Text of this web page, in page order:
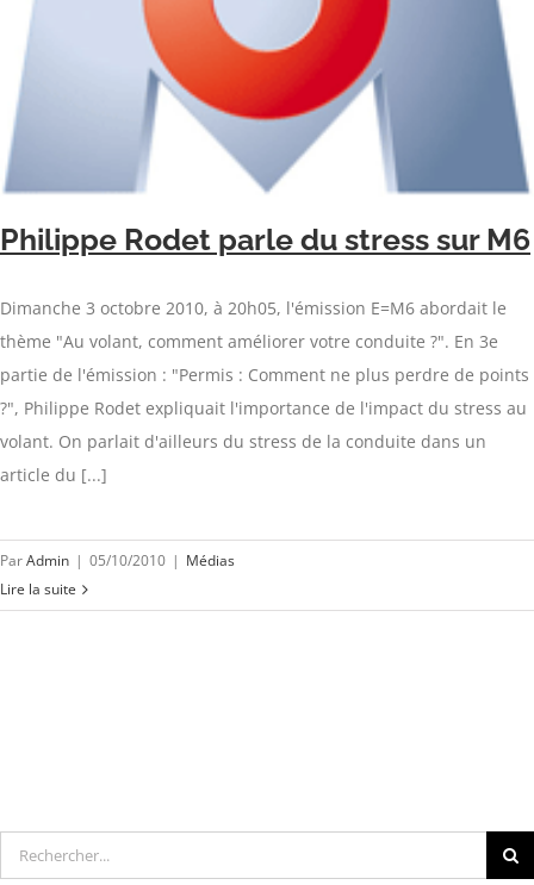
Philippe Rodet parle du stress sur M6
Dimanche 3 octobre 2010, à 20h05, l'émission E=M6 abordait le
thème "Au volant, comment améliorer votre conduite ?". En 3e
partie de l'émission : "Permis : Comment ne plus perdre de points
?", Philippe Rodet expliquait l'importance de l'impact du stress au
volant. On parlait d'ailleurs du stress de la conduite dans un
article du [...]
ParAdmin | 05/10/2010 | Médias
Lire la suite
Rechercher